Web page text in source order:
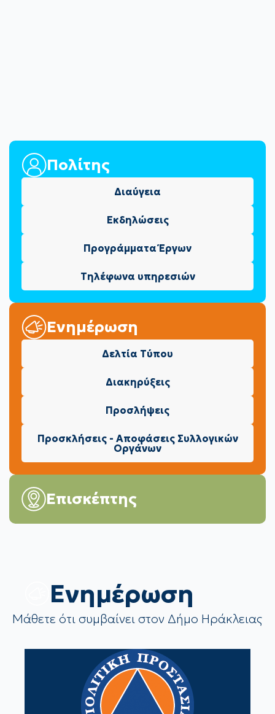
Πολίτης
Διαύγεια
Εκδηλώσεις
Προγράμματα Έργων
Τηλέφωνα υπηρεσιών
Ενημέρωση
Δελτία Τύπου
Διακηρύξεις
Προσλήψεις
Προσκλήσεις - Αποφάσεις Συλλογικών
Οργάνων
Επισκέπτης
Eνημέρωση
Μάθετε ότι συμβαίνει στον Δήμο Ηράκλειας